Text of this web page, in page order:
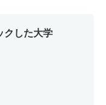
クした大学